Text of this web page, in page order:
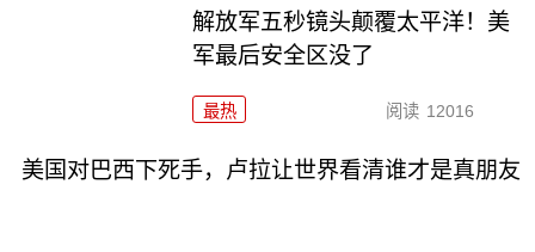
解放军五秒镜头颠覆太平洋！美
军最后安全区没了
最热 阅读 12016
美国对巴西下死手，卢拉让世界看清谁才是真朋友